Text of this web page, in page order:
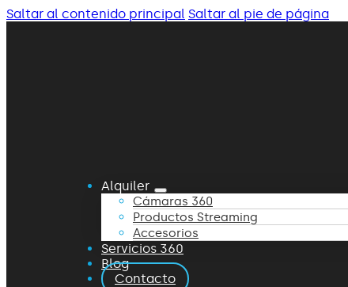
Saltar al contenido principal Saltar al pie de página
Alquiler
Cámaras 360
Productos Streaming
Accesorios
Servicios 360
Blog
Contacto